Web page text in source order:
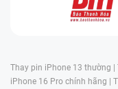
Thay pin iPhone 13 thường |
iPhone 16 Pro chính hãng |